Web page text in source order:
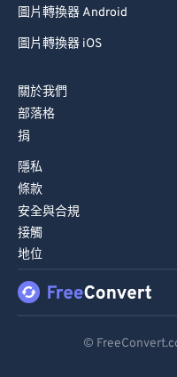
圖片轉換器 Android
圖片轉換器 iOS
關於我們
部落格
捐
隱私
條款
安全與合規
接觸
地位
©